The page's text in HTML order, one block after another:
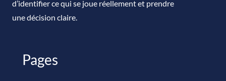
d’identifier ce qui se joue réellement et prendre
une décision claire.
Pages